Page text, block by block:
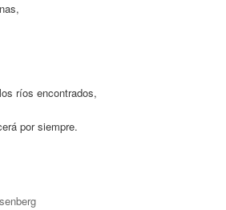
ríos encontrados,
por siempre.